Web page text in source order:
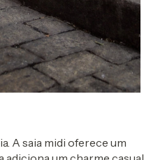
A saia midi oferece um